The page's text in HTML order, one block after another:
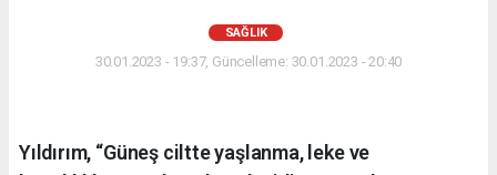
SAĞLIK
30.01.2023 - 19:37, Güncelleme: 30.01.2023 - 20:40
Yıldırım, “Güneş ciltte yaşlanma, leke ve